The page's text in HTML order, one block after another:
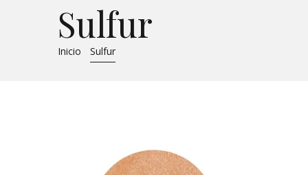
Sulfur
Inicio Sulfur
Morgan Taylor®
Sistemas Profesionales
Colecciones